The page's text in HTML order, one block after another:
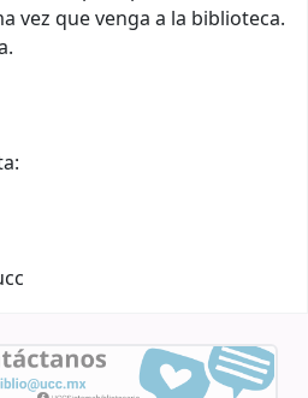
vez que venga a la biblioteca.